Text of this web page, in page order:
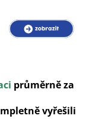
průměrně za
vyřešili